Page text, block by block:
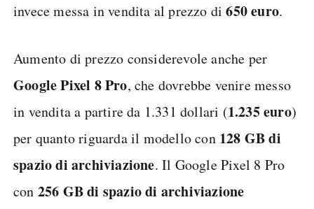
invece messa in vendita al prezzo di650 euro.
Aumento di prezzo considerevole anche per
Google Pixel 8 Pro, che dovrebbe venire messo
in vendita a partire da 1.331 dollari (1.235 euro)
per quanto riguarda il modello con 128 GB di
spazio di archiviazione. Il Google Pixel 8 Pro
con 256 GB di spazio di archiviazione